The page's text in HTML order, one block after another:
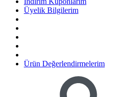
Üyelik Bilgilerim
Ürün Değerlendirmelerim